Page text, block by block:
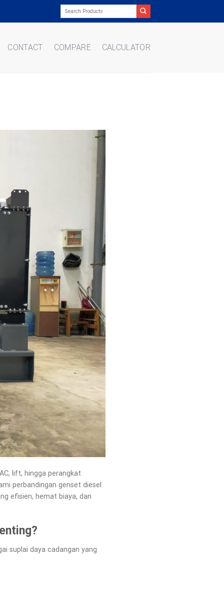
Search
CONTACT COMPARE CALCULATOR
lift, hingga perangkat
perbandingan genset diesel
efisien, hemat biaya, dan
suplai daya cadangan yang